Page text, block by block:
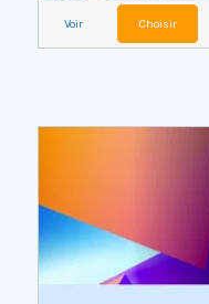
Voir Choisir